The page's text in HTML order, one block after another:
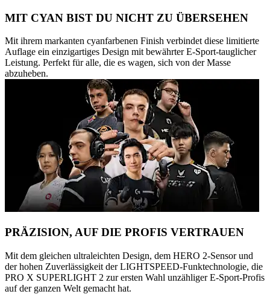
MIT CYAN BIST DU NICHT ZU ÜBERSEHEN
Mit ihrem markanten cyanfarbenen Finish verbindet diese limitierte
Auflage ein einzigartiges Design mit bewährter E-Sport-tauglicher
Leistung. Perfekt für alle, die es wagen, sich von der Masse
abzuheben.
PRÄZISION, AUF DIE PROFIS VERTRAUEN
Mit dem gleichen ultraleichten Design, dem HERO 2-Sensor und
der hohen Zuverlässigkeit der LIGHTSPEED-Funktechnologie, die
PRO X SUPERLIGHT 2 zur ersten Wahl unzähliger E-Sport-Profis
auf der ganzen Welt gemacht hat.